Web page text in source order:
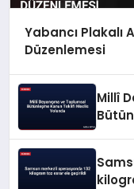
Yabancı Plakalı
Düzenlemesi
Millî